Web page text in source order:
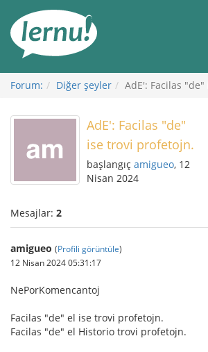
Görüntüleme
Forum: Diğer şeyler AdE': Facilas
AdE': Facilas "de"
ise trovi profetojn.
başlangıç amigueo, 12
Nisan 2024
Mesajlar: 2
amigueo (Profili görüntüle)
12 Nisan 2024 05:31:17
NePorKomencantoj
Facilas "de" el ise trovi profetojn.
Facilas "de" el Historio trovi profetojn.